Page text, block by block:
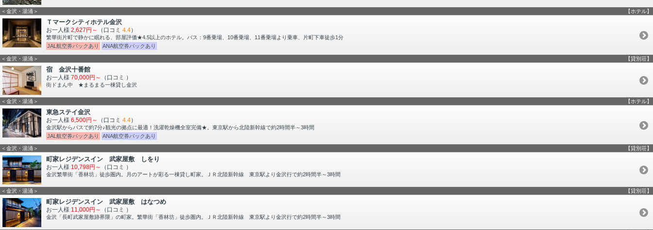
＜金沢・湯涌＞ 【ホテル】
Ｔマークシティホテル金沢
お一人様 2,627円～ （口コミ 4.4）
繁華街片町で静かに眠れる、部屋評価★4.5以上のホテル。バス：9番乗場、10番乗場、11番乗場より乗車、片町下車徒歩1分
JAL航空券パックあり
ANA航空券パックあり
＜金沢・湯涌＞ 【貸別荘】
宿 金沢十番館
お一人様 70,000円～ （口コミ ）
街ドまん中 ★まるまる一棟貸し金沢
＜金沢・湯涌＞ 【ホテル】
東急ステイ金沢
お一人様 6,500円～ （口コミ 4.4）
金沢駅からバスで約7分♪観光の拠点に最適！洗濯乾燥機全室完備★。東京駅から北陸新幹線で約2時間半～3時間
JAL航空券パックあり
ANA航空券パックあり
＜金沢・湯涌＞ 【貸別荘】
町家レジデンスイン 武家屋敷 しをり
お一人様 10,798円～ （口コミ ）
金沢繁華街「香林坊」徒歩圏内。月のアートが彩る一棟貸し町家。ＪＲ北陸新幹線 東京駅より金沢行で約2時間半～3時間
＜金沢・湯涌＞ 【貸別荘】
町家レジデンスイン 武家屋敷 はなつめ
お一人様 11,000円～ （口コミ ）
金沢「長町武家屋敷跡界隈」の町家。繁華街「香林坊」徒歩圏内。ＪＲ北陸新幹線 東京駅より金沢行で約2時間半～3時間